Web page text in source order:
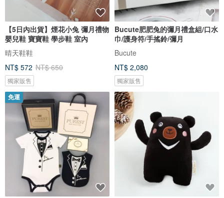
【5日內出貨】煙花小兔 彌月禮物
嬰兒鞋 寶寶鞋 學步鞋 室內
晴天鞋鞋
NT$ 572 NT$ 650
獨家販售
Bucute肥肥兔的彌月禮盒組/口水
巾/護身符/手搖鈴/彌月
Bucute
NT$ 2,080
獨家販售
免運